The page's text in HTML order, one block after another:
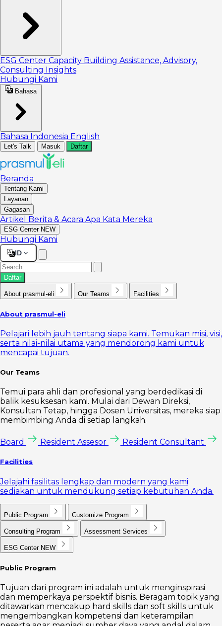
ESG Center Capacity Building Assistance, Advisory,
Consulting Insights
Hubungi Kami
Bahasa
Bahasa Indonesia English
Let's Talk Masuk Daftar
Beranda
Tentang Kami
Layanan
Gagasan
Artikel Berita & Acara Apa Kata Mereka
ESG Center NEW
Hubungi Kami
ID
Daftar
About prasmul-eli Our Teams Facilities
About prasmul-eli
Pelajari lebih jauh tentang siapa kami. Temukan misi, visi,
serta nilai-nilai utama yang mendorong kami untuk
mencapai tujuan.
Our Teams
Temui para ahli dan profesional yang berdedikasi di
balik kesuksesan kami. Mulai dari Dewan Direksi,
Konsultan Tetap, hingga Dosen Universitas, mereka siap
membimbing Anda di setiap langkah.
Board Resident Assesor Resident Consultant
Facilities
Jelajahi fasilitas lengkap dan modern yang kami
sediakan untuk mendukung setiap kebutuhan Anda.
Public Program Customize Program
Consulting Program Assessment Services
ESG Center NEW
Public Program
Tujuan dari program ini adalah untuk menginspirasi
dan memperkaya perspektif bisnis. Beragam topik yang
ditawarkan mencakup hard skills dan soft skills untuk
mengembangkan kompetensi dan keterampilan